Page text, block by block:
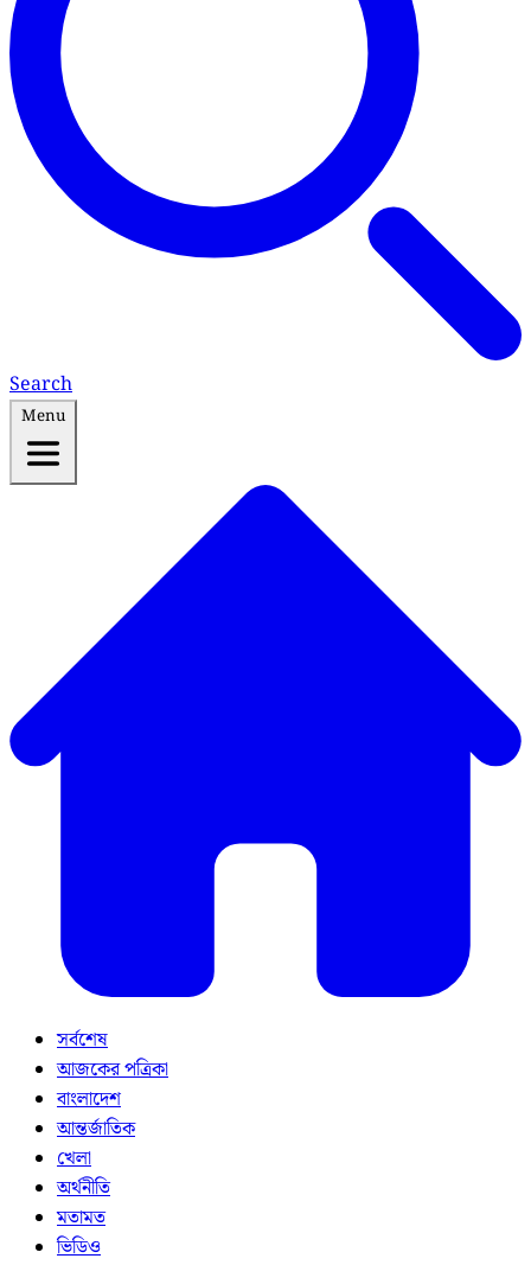
Search
Menu
সর্বশেষ
আজকের পত্রিকা
বাংলাদেশ
আন্তর্জাতিক
খেলা
অর্থনীতি
মতামত
ভিডিও